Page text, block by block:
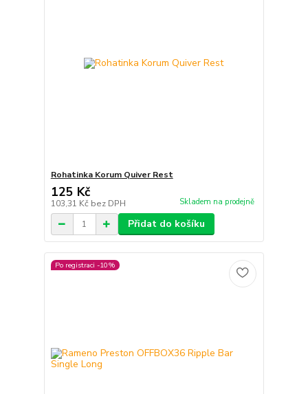
Rohatinka Korum Quiver Rest
125 Kč
103,31 Kč bez DPH Skladem na prodejně
Přidat do košíku
Po registraci -10%